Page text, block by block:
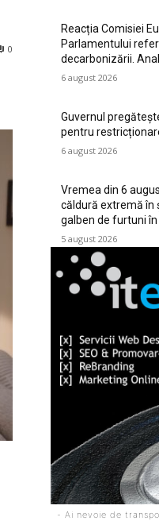
0
Reacția Comisiei
Parlamentului
decarbonizării.
6 august 2026
Guvernul
pentru
6 august 2026
Vremea din 6
căldură extremă în
galben de furtuni în
5 august 2026
- Ai nevoie de